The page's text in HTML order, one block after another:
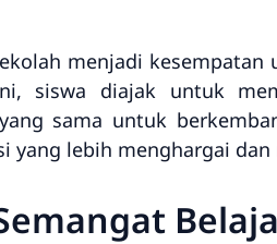
menjadi
siswa diajak untuk
sama untuk
yang lebih menghargai